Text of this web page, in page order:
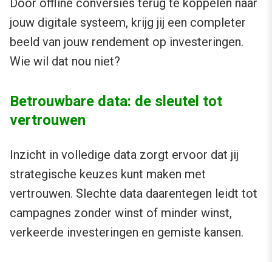
jouw digitale systeem, krijg jij een completer
beeld van jouw rendement op investeringen.
Wie wil dat nou niet?
Betrouwbare data: de sleutel tot
vertrouwen
Inzicht in volledige data zorgt ervoor dat jij
strategische keuzes kunt maken met
vertrouwen. Slechte data daarentegen leidt tot
campagnes zonder winst of minder winst,
verkeerde investeringen en gemiste kansen.